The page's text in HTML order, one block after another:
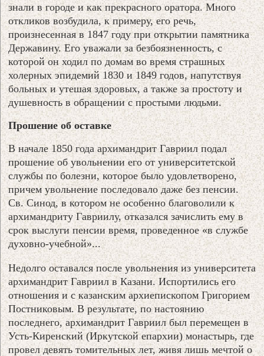
знали в городе и как прекрасного оратора. Много
откликов возбудила, к примеру, его речь,
произнесенная в 1847 году при открытии памятника
Державину. Его уважали за безбоязненность, с
которой он ходил по домам во время страшных
холерных эпидемий 1830 и 1849 годов, напутствуя
больных и утешая здоровых, а также за простоту и
душевность в обращении с простыми людьми.
Прошение об оставке
В начале 1850 года архимандрит Гавриил подал
прошение об увольнении его от университетской
службы по болезни, которое было удовлетворено,
причем увольнение последовало даже без пенсии.
Св. Синод, в котором не особенно благоволили к
архимандриту Гавриилу, отказался зачислить ему в
срок выслуги пенсии время, проведенное «в службе
духовно-учебной»...
Недолго оставался после увольнения из университета
архимандрит Гавриил в Казани. Испортились его
отношения и с казанским архиепископом Григорием
Постниковым. В результате, по настоянию
последнего, архимандрит Гавриил был перемещен в
Усть-Киренский (Иркутской епархии) монастырь, где
провел девять томительных лет, живя лишь мечтой о